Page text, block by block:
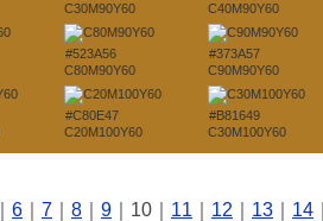
C30M90Y60
C40M90Y60
#523A56
C80M90Y60
#373A57
C90M90Y60
#C80E47
C20M100Y60
#B81649
C30M100Y60
6 7 8 9 ｜10｜ 11 12 13 14